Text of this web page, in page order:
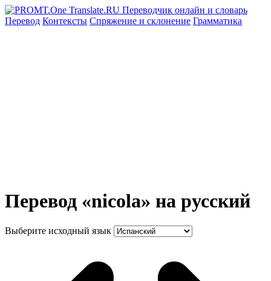
Перевод Контексты Спряжение и склонение Грамматика
Перевод «nicola» на русский
Выберите исходный язык